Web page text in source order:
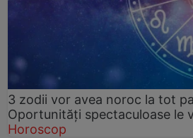
3 zodii vor avea noroc la tot
Oportunități spectaculoase le
Horoscop